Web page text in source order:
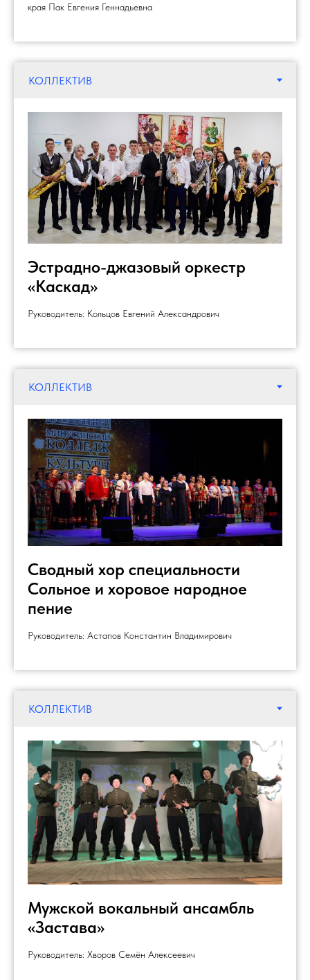
края Пак Евгения Геннадьевна
Эстрадно-джазовый оркестр
«Каскад»
Руководитель: Кольцов Евгений Александрович
Сводный хор специальности
Сольное и хоровое народное
пение
Руководитель: Астапов Константин Владимирович
Мужской вокальный ансамбль
«Застава»
Руководитель: Хворов Семён Алексеевич